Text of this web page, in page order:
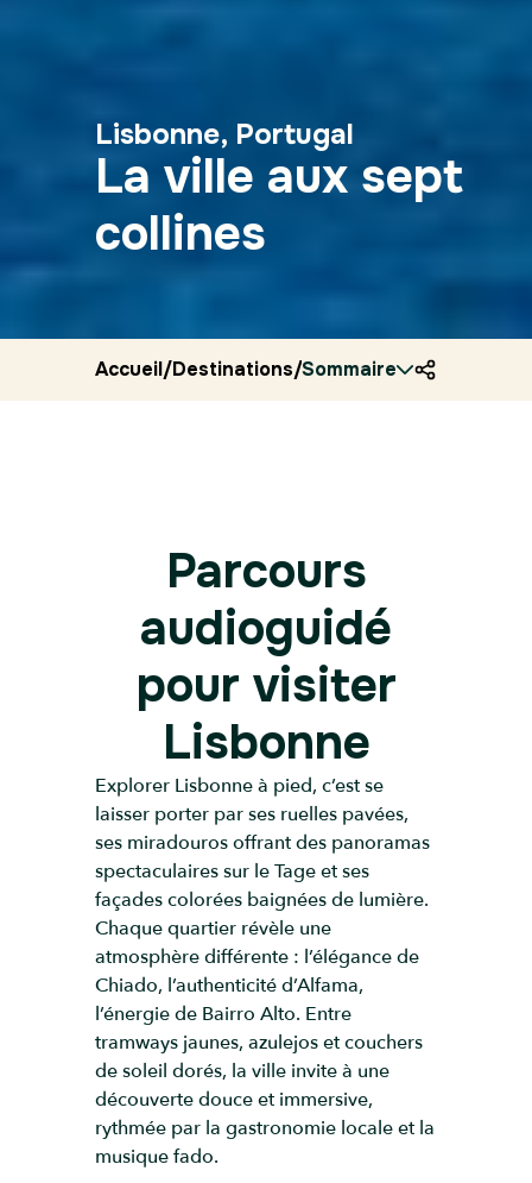
Lisbonne, Portugal
La ville aux sept
collines
Accueil/Destinations/Portugal/Ryocity
Sommaire
Parcours
audioguidé
pour visiter
Lisbonne
Explorer Lisbonne à pied, c’est se
laisser porter par ses ruelles pavées,
ses miradouros offrant des panoramas
spectaculaires sur le Tage et ses
façades colorées baignées de lumière.
Chaque quartier révèle une
atmosphère différente : l’élégance de
Chiado, l’authenticité d’Alfama,
l’énergie de Bairro Alto. Entre
tramways jaunes, azulejos et couchers
de soleil dorés, la ville invite à une
découverte douce et immersive,
rythmée par la gastronomie locale et la
musique fado.